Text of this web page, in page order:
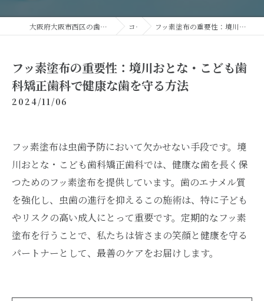
大阪府大阪市西区の歯医者なら境川おとな・こども歯科 矯正歯科 コラム フッ素塗布の重要性：境川おとな・こども歯科矯正歯科で健康な歯を守る方法
フッ素塗布の重要性：境川おとな・こども歯
科矯正歯科で健康な歯を守る方法
2024/11/06
フッ素塗布は虫歯予防において欠かせない手段です。境
川おとな・こども歯科矯正歯科では、健康な歯を長く保
つためのフッ素塗布を提供しています。歯のエナメル質
を強化し、虫歯の進行を抑えるこの施術は、特に子ども
やリスクの高い成人にとって重要です。定期的なフッ素
塗布を行うことで、私たちは皆さまの笑顔と健康を守る
パートナーとして、最善のケアをお届けします。